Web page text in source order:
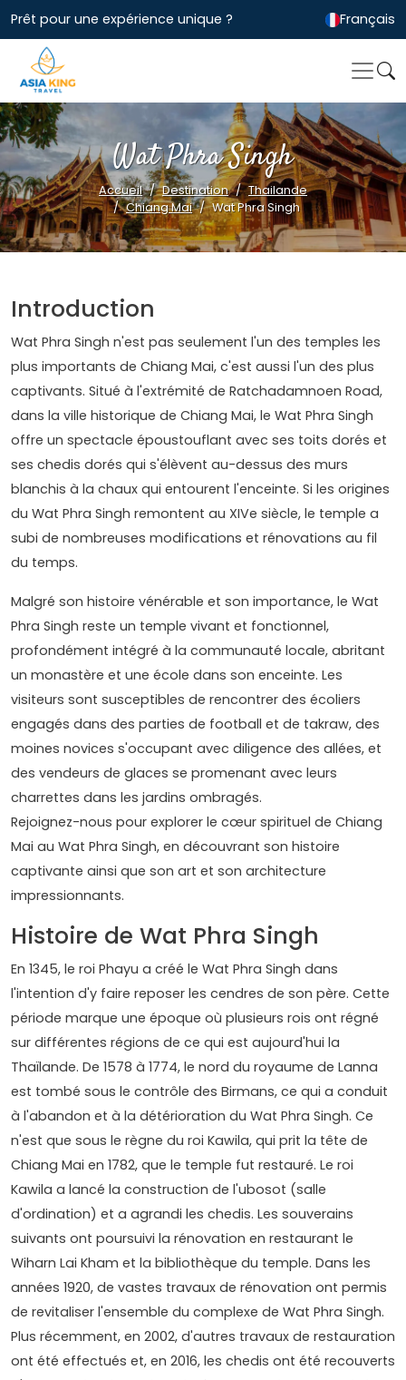
Prêt pour une expérience unique ? Français
Wat Phra Singh
Accueil Destination
Thailande
Chiang Mai
Wat Phra Singh
Introduction
Wat Phra Singh n'est pas seulement l'un des temples les
plus importants de Chiang Mai, c'est aussi l'un des plus
captivants. Situé à l'extrémité de Ratchadamnoen Road,
dans la ville historique de Chiang Mai, le Wat Phra Singh
offre un spectacle époustouflant avec ses toits dorés et
ses chedis dorés qui s'élèvent au-dessus des murs
blanchis à la chaux qui entourent l'enceinte. Si les origines
du Wat Phra Singh remontent au XIVe siècle, le temple a
subi de nombreuses modifications et rénovations au fil
du temps.
Malgré son histoire vénérable et son importance, le Wat
Phra Singh reste un temple vivant et fonctionnel,
profondément intégré à la communauté locale, abritant
un monastère et une école dans son enceinte. Les
visiteurs sont susceptibles de rencontrer des écoliers
engagés dans des parties de football et de takraw, des
moines novices s'occupant avec diligence des allées, et
des vendeurs de glaces se promenant avec leurs
charrettes dans les jardins ombragés.
Rejoignez-nous pour explorer le cœur spirituel de Chiang
Mai au Wat Phra Singh, en découvrant son histoire
captivante ainsi que son art et son architecture
impressionnants.
Histoire de Wat Phra Singh
En 1345, le roi Phayu a créé le Wat Phra Singh dans
l'intention d'y faire reposer les cendres de son père. Cette
période marque une époque où plusieurs rois ont régné
sur différentes régions de ce qui est aujourd'hui la
Thaïlande. De 1578 à 1774, le nord du royaume de Lanna
est tombé sous le contrôle des Birmans, ce qui a conduit
à l'abandon et à la détérioration du Wat Phra Singh. Ce
n'est que sous le règne du roi Kawila, qui prit la tête de
Chiang Mai en 1782, que le temple fut restauré. Le roi
Kawila a lancé la construction de l'ubosot (salle
d'ordination) et a agrandi les chedis. Les souverains
suivants ont poursuivi la rénovation en restaurant le
Wiharn Lai Kham et la bibliothèque du temple. Dans les
années 1920, de vastes travaux de rénovation ont permis
de revitaliser l'ensemble du complexe de Wat Phra Singh.
Plus récemment, en 2002, d'autres travaux de restauration
ont été effectués et, en 2016, les chedis ont été recouverts